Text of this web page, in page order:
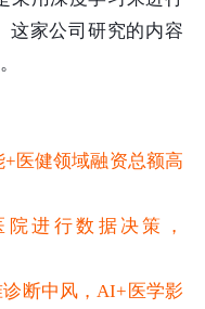
这家公司研究的内容
医健领域融资总额高
进行数据决策，
诊断中风，AI+医学影